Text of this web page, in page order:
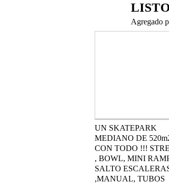
Agregado
UN SKATEPARK
MEDIANO DE
CON TODO !!!
, BOWL, MINI
SALTO
,MANUAL, TUBOS